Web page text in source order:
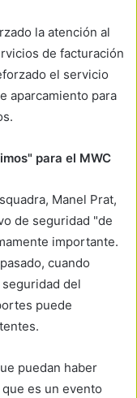
la atención al
de facturación
el servicio
aparcamiento para
para el MWC
Manel Prat,
de seguridad "de
importante.
cuando
del
puede
puedan haber
es un evento